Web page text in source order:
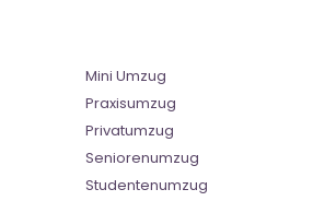
Mini Umzug
Praxisumzug
Privatumzug
Seniorenumzug
Studentenumzug